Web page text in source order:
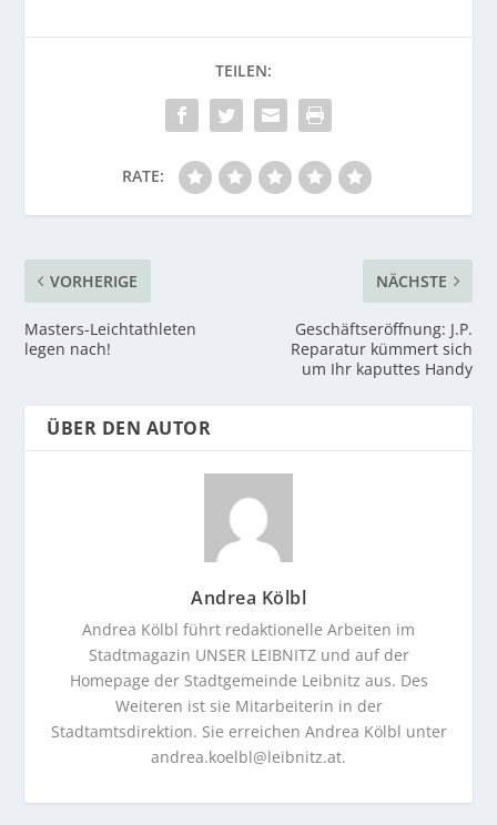
RATE:
VORHERIGE
Masters-Leichtathleten
legen nach!
NÄCHSTE
Geschäftseröffnung: J.P.
Reparatur kümmert sich
um Ihr kaputtes Handy
ÜBER DEN AUTOR
Andrea Kölbl
Andrea Kölbl führt redaktionelle Arbeiten im
Stadtmagazin UNSER LEIBNITZ und auf der
Homepage der Stadtgemeinde Leibnitz aus. Des
Weiteren ist sie Mitarbeiterin in der
Stadtamtsdirektion. Sie erreichen Andrea Kölbl unter
andrea.koelbl@leibnitz.at.